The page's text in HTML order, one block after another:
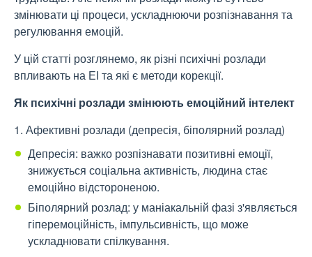
змінювати ці процеси, ускладнюючи розпізнавання та
регулювання емоцій.
У цій статті розглянемо, як різні психічні розлади
впливають на ЕІ та які є методи корекції.
Як психічні розлади змінюють емоційний інтелект
1. Афективні розлади (депресія, біполярний розлад)
Депресія: важко розпізнавати позитивні емоції,
знижується соціальна активність, людина стає
емоційно відстороненою.
Біполярний розлад: у маніакальній фазі з'являється
гіперемоційність, імпульсивність, що може
ускладнювати спілкування.